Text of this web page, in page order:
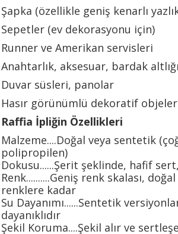
Şapka (özellikle geniş kenarlı
Sepetler (ev dekorasyonu için)
Runner ve Amerikan servisleri
Anahtarlık, aksesuar, bardak altlığı
Duvar süsleri, panolar
Hasır görünümlü dekoratif objeler
Raffia İpliğin Özellikleri
Malzeme....Doğal veya sentetik
polipropilen)
Dokusu......Şerit şeklinde, hafif
Renk..........Geniş renk skalası,
renklere kadar
Su Dayanımı......Sentetik
dayanıklıdır
Şekil Koruma....Şekil alır ve